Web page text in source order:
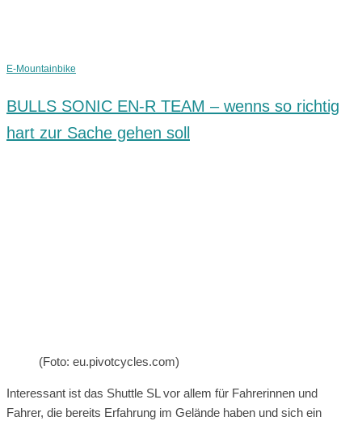
E-Mountainbike
BULLS SONIC EN-R TEAM – wenns so richtig
hart zur Sache gehen soll
(Foto: eu.pivotcycles.com)
Interessant ist das Shuttle SL vor allem für Fahrerinnen und
Fahrer, die bereits Erfahrung im Gelände haben und sich ein